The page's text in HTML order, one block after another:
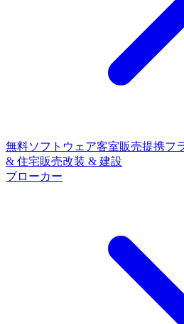
無料ソフトウェア客室販売提携フ
& 住宅販売改装 & 建設
ブローカー